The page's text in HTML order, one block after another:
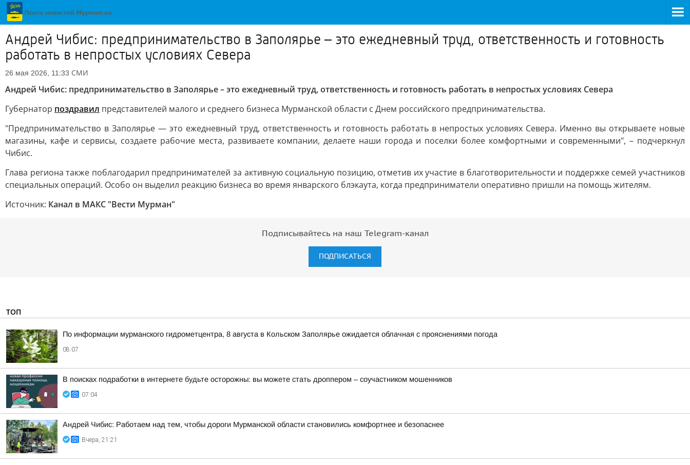
Андрей Чибис: предпринимательство в Заполярье – это ежедневный труд, ответственность и готовность
работать в непростых условиях Севера
26 мая 2026, 11:33 СМИ
Андрей Чибис: предпринимательство в Заполярье – это ежедневный труд, ответственность и готовность работать в непростых условиях Севера
Губернатор поздравил представителей малого и среднего бизнеса Мурманской области с Днем российского предпринимательства.
"Предпринимательство в Заполярье — это ежедневный труд, ответственность и готовность работать в непростых условиях Севера. Именно вы открываете новые
магазины, кафе и сервисы, создаете рабочие места, развиваете компании, делаете наши города и поселки более комфортными и современными", – подчеркнул
Чибис.
Глава региона также поблагодарил предпринимателей за активную социальную позицию, отметив их участие в благотворительности и поддержке семей участников
специальных операций. Особо он выделил реакцию бизнеса во время январского блэкаута, когда предприниматели оперативно пришли на помощь жителям.
Источник: Канал в МАКС "Вести Мурман"
Подписывайтесь на наш Telegram-канал
ПОДПИСАТЬСЯ
ТОП
По информации мурманского гидрометцентра, 8 августа в Кольском Заполярье ожидается облачная с прояснениями погода
08:07
В поисках подработки в интернете будьте осторожны: вы можете стать дроппером – соучастником мошенников
07:04
Андрей Чибис: Работаем над тем, чтобы дороги Мурманской области становились комфортнее и безопаснее
Вчера, 21:21